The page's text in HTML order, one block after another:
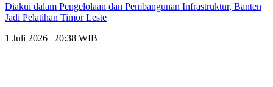
Diakui dalam Pengelolaan dan Pembangunan Infrastruktur, Banten
Jadi Pelatihan Timor Leste
1 Juli 2026 | 20:38 WIB